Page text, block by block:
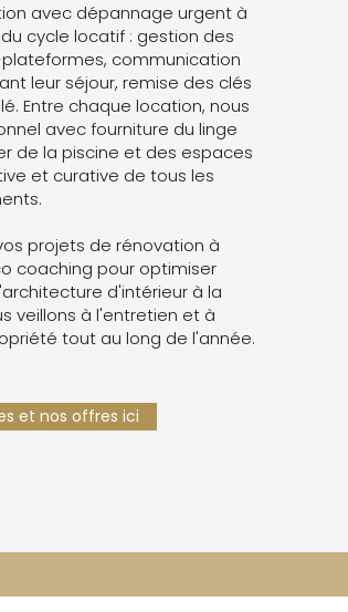
avec dépannage urgent à
cycle locatif : gestion des
communication
leur séjour, remise des clés
Entre chaque location, nous
avec fourniture du linge
de la piscine et des espaces
et curative de tous les
projets de rénovation à
coaching pour optimiser
d'intérieur à la
veillons à l'entretien et à
tout au long de l'année.
et nos offres ici